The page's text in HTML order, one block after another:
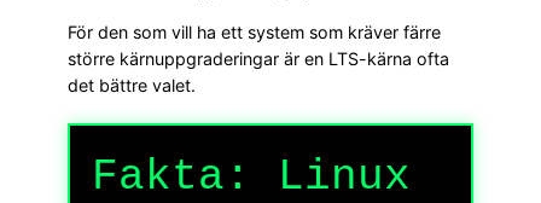
För den som vill ha ett system som kräver färre
större kärnuppgraderingar är en LTS-kärna ofta
det bättre valet.
Fakta: Linux